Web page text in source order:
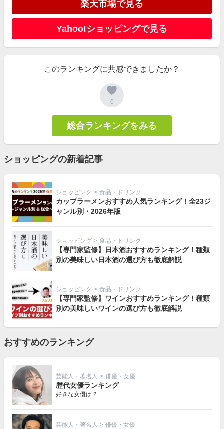
楽天市場で見る
Yahoo!ショッピングで見る
このランキングに共感できましたか？
0
総合ランキングをみる
ショッピングの新着記事
ショッピング > 食品・ドリンク
カップラーメンおすすめ人気ランキング！全23ジ
ャンル別・2026年版
ショッピング > 食品・ドリンク
【専門家監修】日本酒おすすめランキング！種類
別の美味しい日本酒の選び方も徹底解説
ショッピング > 食品・ドリンク
【専門家監修】ワインおすすめランキング！種類
別の美味しいワインの選び方も徹底解説
おすすめのランキング
芸能人・著名人 > 俳優・女優
歴代女優ランキング
好きな女優は？
芸能人・著名人 > 俳優・女優